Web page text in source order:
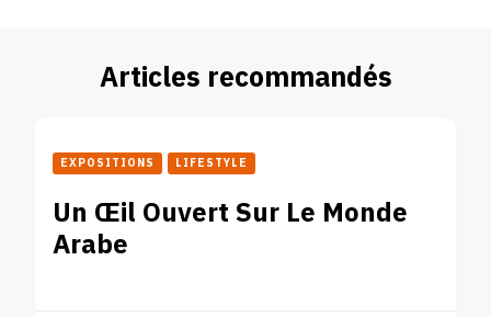
Articles recommandés
EXPOSITIONS LIFESTYLE
Un Œil Ouvert Sur Le Monde
Arabe